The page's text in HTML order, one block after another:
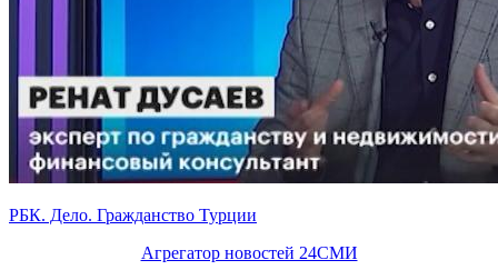
РБК. Дело. Гражданство Турции
Агрегатор новостей 24СМИ